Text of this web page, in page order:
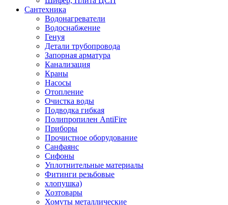
Сантехника
Водонагреватели
Водоснабжение
Генуя
Детали трубопровода
Запорная арматура
Канализация
Краны
Насосы
Отопление
Очистка воды
Подводка гибкая
Полипропилен AntiFire
Приборы
Прочистное оборудование
Санфаянс
Сифоны
Уплотнительные материалы
Фитинги резьбовые
хлопушка)
Хозтовары
Хомуты металлические